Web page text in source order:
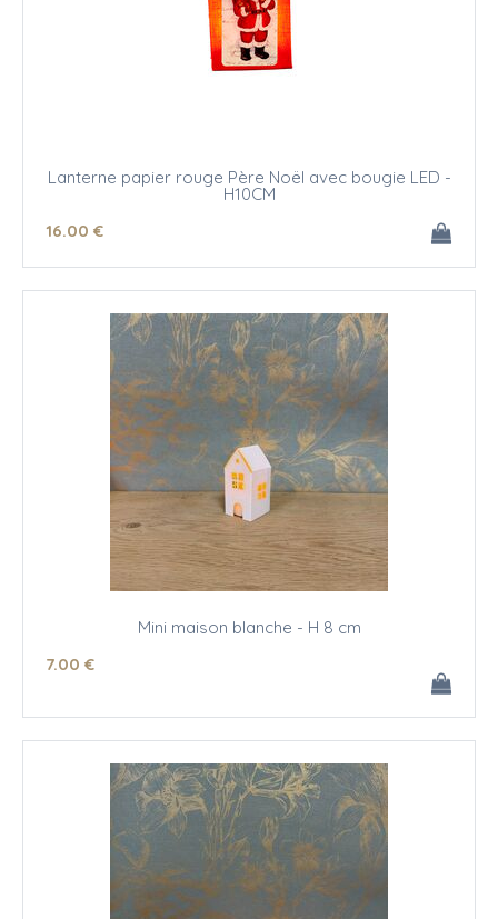
Lanterne papier rouge Père Noël avec bougie LED -
H10CM
16.00 €
Mini maison blanche - H 8 cm
7.00 €